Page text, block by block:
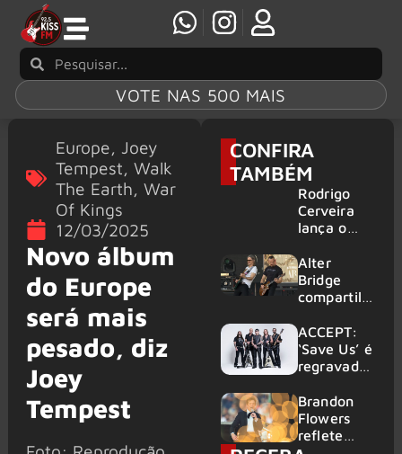
VOTE NAS 500 MAIS
Europe, Joey
Tempest, Walk
The Earth, War
Of Kings
12/03/2025
Novo álbum
do Europe
será mais
pesado, diz
Joey
Tempest
CONFIRA
TAMBÉM
Rodrigo
Cerveira
lança o
Searcher”
Alter
Bridge
compartilh
vivo de
“Fortress”
gravada
am Ring
2026
ACCEPT:
‘Save Us’ é
regravada
membros
do GHOST
e KORN
Brandon
Flowers
reflete